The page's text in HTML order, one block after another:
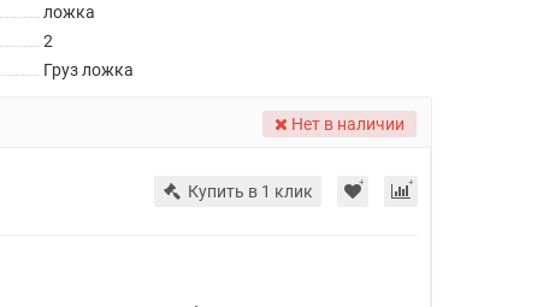
ложка
2
Груз ложка
Нет в наличии
Купить в 1 клик